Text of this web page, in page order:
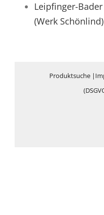
Leipfinger-
(Werk Schönlind)
Produktsuche|